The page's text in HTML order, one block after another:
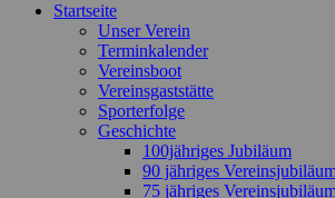
Startseite
Unser Verein
Terminkalender
Vereinsboot
Vereinsgaststätte
Sporterfolge
Geschichte
100jähriges Jubiläum
90 jähriges
75 jähriges